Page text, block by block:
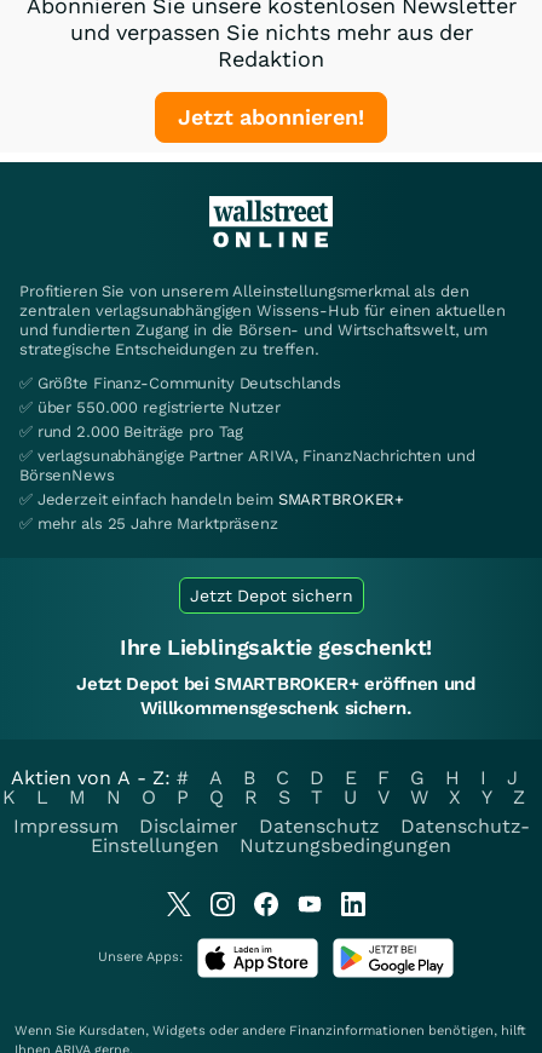
Abonnieren Sie unsere kostenlosen Newsletter
und verpassen Sie nichts mehr aus der
Redaktion
Jetzt abonnieren!
Profitieren Sie von unserem Alleinstellungsmerkmal als den
zentralen verlagsunabhängigen Wissens-Hub für einen aktuellen
und fundierten Zugang in die Börsen- und Wirtschaftswelt, um
strategische Entscheidungen zu treffen.
✅ Größte Finanz-Community Deutschlands
✅ über 550.000 registrierte Nutzer
✅ rund 2.000 Beiträge pro Tag
✅ verlagsunabhängige Partner ARIVA, FinanzNachrichten und
BörsenNews
✅ Jederzeit einfach handeln beim SMARTBROKER+
✅ mehr als 25 Jahre Marktpräsenz
Jetzt Depot sichern
Ihre Lieblingsaktie geschenkt!
Jetzt Depot bei SMARTBROKER+ eröffnen und
Willkommensgeschenk sichern.
Aktien von A - Z: # A B C D E F G H I
J
K
L M N O P Q R S T U V W X Y
Z
Impressum
Disclaimer Datenschutz
Datenschutz-
Einstellungen
Nutzungsbedingungen
Unsere Apps:
Wenn Sie Kursdaten, Widgets oder andere Finanzinformationen benötigen, hilft